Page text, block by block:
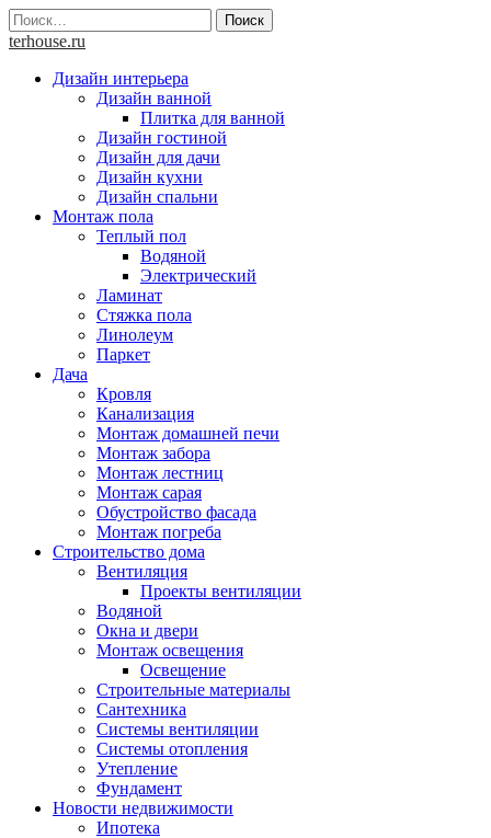
Skip
to
Найти:
terhouse.ru
Дизайн интерьера
Дизайн ванной
Плитка для ванной
Дизайн гостиной
Дизайн для дачи
Дизайн кухни
Дизайн спальни
Монтаж пола
Теплый пол
Водяной
Электрический
Ламинат
Стяжка пола
Линолеум
Паркет
Дача
Кровля
Канализация
Монтаж домашней печи
Монтаж забора
Монтаж лестниц
Монтаж сарая
Обустройство фасада
Монтаж погреба
Строительство дома
Вентиляция
Проекты вентиляции
Водяной
Окна и двери
Монтаж освещения
Освещение
Строительные материалы
Сантехника
Системы вентиляции
Системы отопления
Утепление
Фундамент
Новости недвижимости
Ипотека